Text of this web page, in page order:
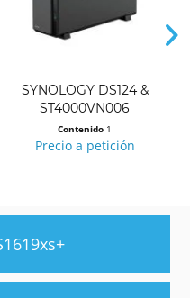
SYNOLOGY DS124 &
ST4000VN006
Contenido 1
Precio a petición